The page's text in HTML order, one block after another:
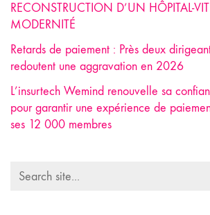
RECONSTRUCTION D’UN HÔPITAL-
MODERNITÉ
Retards de paiement : Près deux
redoutent une aggravation en 2026
L’insurtech Wemind renouvelle sa
pour garantir une expérience de
ses 12 000 membres
Search